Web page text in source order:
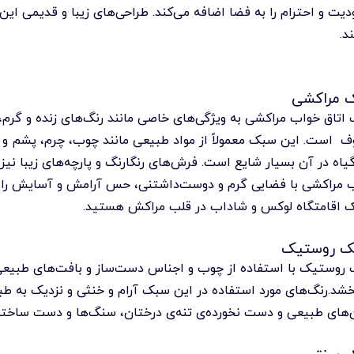
و احترام را به فضا اضافه می‌کند. طراحی‌های زیبا و قدیمی
مراکشی
خواب مراکشی به ویژگی‌های خاصی مانند رنگ‌های زنده و
است. این سبک معمولاً از مواد طبیعی مانند چوب، چرم، پشم
در آن بسیار شایع است. فرش‌های رنگارنگ و پارچه‌های زیبا
مراکشی با فضایی گرم و دوست‌داشتنی، حس آرامش و آسایش
اقامتگاه لوکس و شاداب در قلب مراکش هستید.
روستیک
با استفاده از چوب و اجناس دست‌ساز و بافت‌های
مورد استفاده در این سبک آرام و خنثی و نزدیک به
طبیعی و دست نخورده‌ی تنه‌ی درختان، سنگ‌ها و دست